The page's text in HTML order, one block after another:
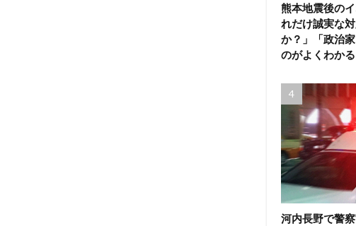
熊本地震後の
れだけ誠実な
か？」「政治
のがよくわかる
河内長野で警